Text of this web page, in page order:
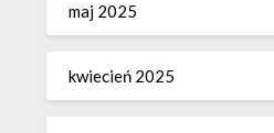
maj 2025
kwiecień 2025